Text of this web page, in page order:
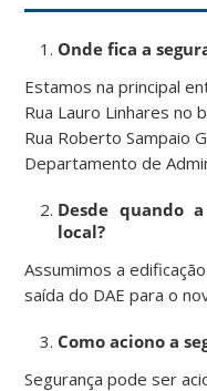
Onde fica a
Estamos na principal
Rua Lauro Linhares no
Rua Roberto Sampaio
Departamento de
Desde quando
local?
Assumimos a
saída do DAE para o
Como aciono a
Segurança pode ser